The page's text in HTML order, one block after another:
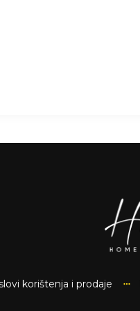
korištenja i prodaje